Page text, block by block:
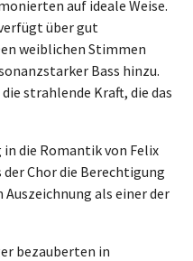
auf ideale Weise.
über gut
weiblichen Stimmen
Bass hinzu.
strahlende Kraft, die das
die Romantik von Felix
Chor die Berechtigung
als einer der
bezauberten in